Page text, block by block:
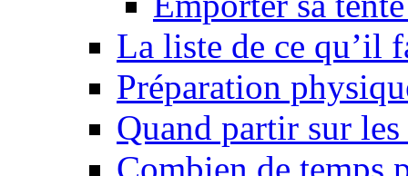
La liste de ce qu’il
Préparation
Quand partir sur
Combien de